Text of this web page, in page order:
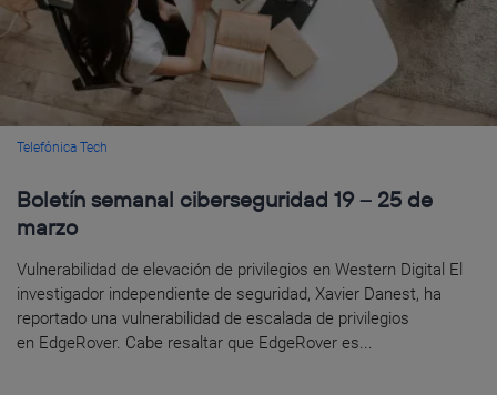
Telefónica Tech
Boletín semanal ciberseguridad 19 – 25 de
marzo
Vulnerabilidad de elevación de privilegios en Western Digital El
investigador independiente de seguridad, Xavier Danest, ha
reportado una vulnerabilidad de escalada de privilegios
en EdgeRover. Cabe resaltar que EdgeRover es...